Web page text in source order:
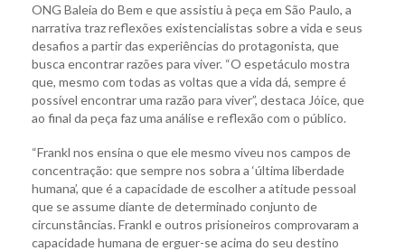
ONG Baleia do Bem e que assistiu à peça em São Paulo, a
narrativa traz reflexões existencialistas sobre a vida e seus
desafios a partir das experiências do protagonista, que
busca encontrar razões para viver. “O espetáculo mostra
que, mesmo com todas as voltas que a vida dá, sempre é
possível encontrar uma razão para viver”, destaca Jóice, que
ao final da peça faz uma análise e reflexão com o público.
“Frankl nos ensina o que ele mesmo viveu nos campos de
concentração: que sempre nos sobra a ‘última liberdade
humana’, que é a capacidade de escolher a atitude pessoal
que se assume diante de determinado conjunto de
circunstâncias. Frankl e outros prisioneiros comprovaram a
capacidade humana de erguer-se acima do seu destino